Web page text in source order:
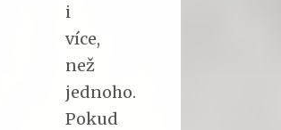
i
více,
než
jednoho.
Pokud